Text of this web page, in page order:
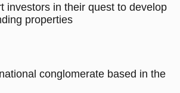
investors in their quest to develop
properties
conglomerate based in the